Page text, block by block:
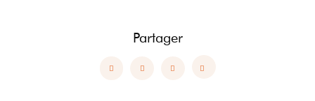
Partager